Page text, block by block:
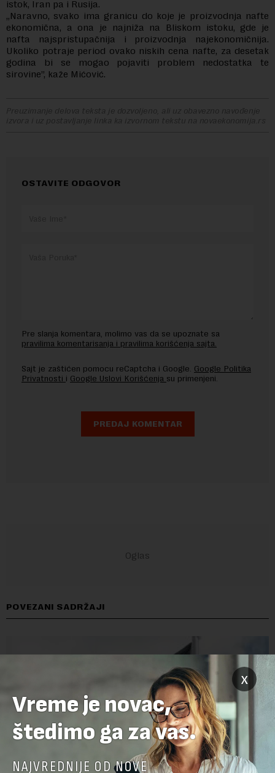
istok, Iran pa i Rusija.
„Naravno, svako ima granicu do koje je proizvodnja nafte
ekonomična, a ona je najniža na Bliskom istoku, gde je
nafta najspristupačnija i proizvodnja najekonomičnija.
Ukoliko potraje period ovako niskih cena nafte, za desetak
godina bi se mogao pojaviti problem nedostatka te
sirovine”, kaže Mićović.
Preuzimanje delova teksta je dozvoljeno, ali uz obavezno navođenje
izvora i uz postavljanje linka ka izvornom tekstu na novaekonomija.rs
OSTAVITE ODGOVOR
Pre slanja komentara, molimo vas da se upoznate sa
pravilima komentarisanja i pravilima korišćenja sajta.
Sajt je zaštićen pomocu reCaptcha i Google. Google Politika
Privatnosti i Google Uslovi Korišćenja su primenjeni.
POVEZANI SADRŽAJI
x
Vreme je novac,
štedimo ga za vas.
NAJVREDNIJE OD NOVE